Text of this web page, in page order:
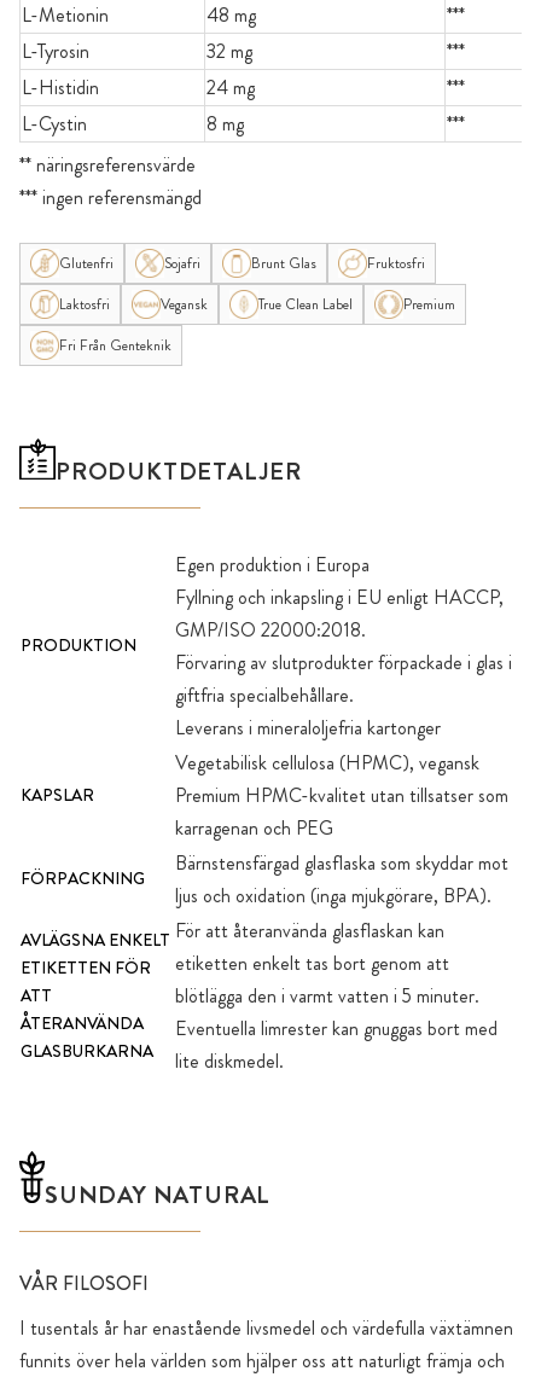
L-Metionin
48 mg
***
L-Tyrosin
32 mg
***
L-Histidin
24 mg
***
L-Cystin
8 mg
***
** näringsreferensvärde
*** ingen referensmängd
Glutenfri Sojafri Brunt Glas
Fruktosfri
Laktosfri
Vegansk True Clean Label
Premium
Fri Från Genteknik
PRODUKTDETALJER
PRODUKTION
Egen produktion i Europa
Fyllning och inkapsling i EU enligt HACCP,
GMP/ISO 22000:2018.
Förvaring av slutprodukter förpackade i glas i
giftfria specialbehållare.
Leverans i mineraloljefria kartonger
KAPSLAR
Vegetabilisk cellulosa (HPMC), vegansk
Premium HPMC-kvalitet utan tillsatser som
karragenan och PEG
FÖRPACKNING
Bärnstensfärgad glasflaska som skyddar mot
ljus och oxidation (inga mjukgörare, BPA).
AVLÄGSNA ENKELT
ETIKETTEN FÖR
ATT
ÅTERANVÄNDA
GLASBURKARNA
För att återanvända glasflaskan kan
etiketten enkelt tas bort genom att
blötlägga den i varmt vatten i 5 minuter.
Eventuella limrester kan gnuggas bort med
lite diskmedel.
SUNDAY NATURAL
VÅR FILOSOFI
I tusentals år har enastående livsmedel och värdefulla växtämnen
funnits över hela världen som hjälper oss att naturligt främja och